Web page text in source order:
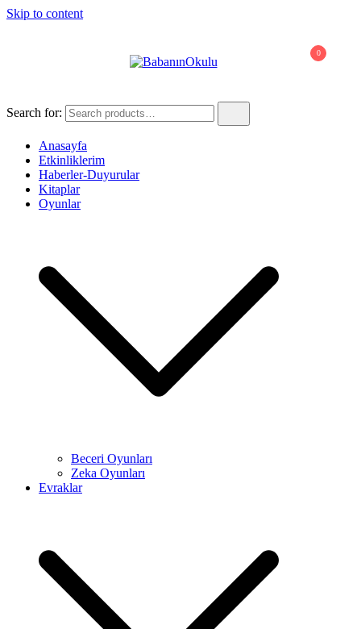
Skip to content
0
Search for:
Anasayfa
Etkinliklerim
Haberler-Duyurular
Kitaplar
Oyunlar
Beceri Oyunları
Zeka Oyunları
Evraklar